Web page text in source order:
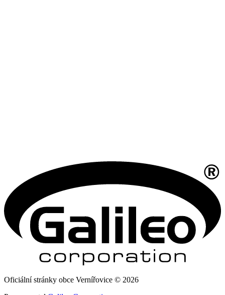
Oficiální stránky obce Vernířovice © 2026